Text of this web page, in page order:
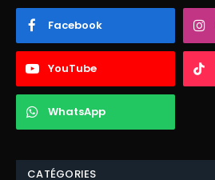
Facebook
YouTube
WhatsApp
CATÉGORIES